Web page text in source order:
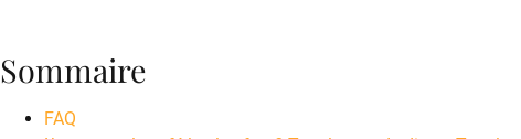
Sommaire
FAQ